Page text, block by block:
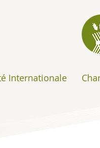
Internationale